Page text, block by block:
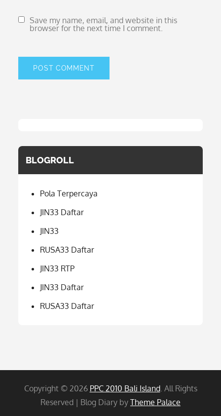
Save my name, email, and website in this
browser for the next time I comment.
BLOGROLL
Pola Terpercaya
JIN33 Daftar
JIN33
RUSA33 Daftar
JIN33 RTP
JIN33 Daftar
RUSA33 Daftar
Copyright © 2026 PPC 2010 Bali Island. All Rights
Reserved | Blog Diary by Theme Palace